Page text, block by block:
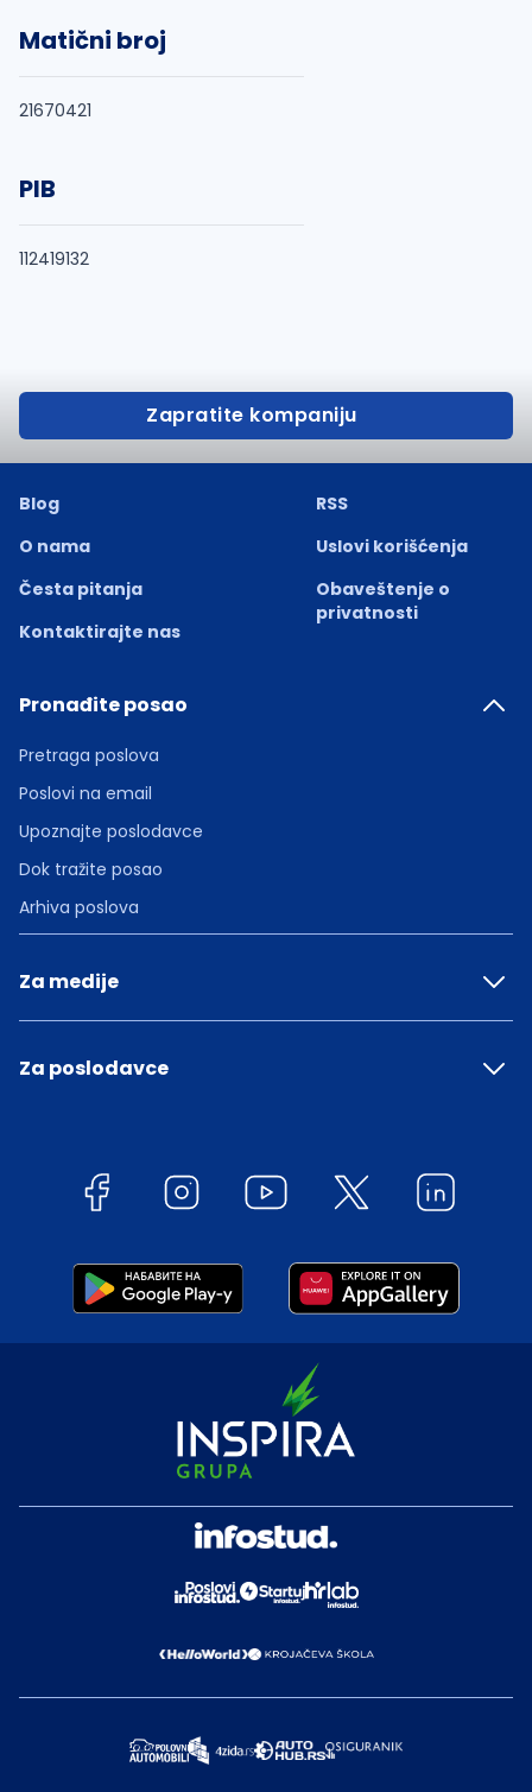
Matični broj
21670421
PIB
112419132
Zapratite kompaniju
Blog
O nama
Česta pitanja
Kontaktirajte nas
RSS
Uslovi korišćenja
Obaveštenje o
privatnosti
Pronađite posao
Pretraga poslova
Poslovi na email
Upoznajte poslodavce
Dok tražite posao
Arhiva poslova
Za medije
Za poslodavce